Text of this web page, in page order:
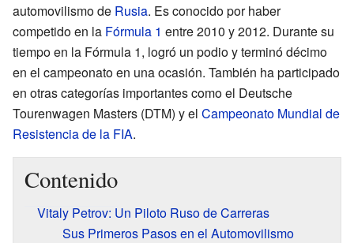
automovilismo de Rusia. Es conocido por haber
competido en la Fórmula 1 entre 2010 y 2012. Durante su
tiempo en la Fórmula 1, logró un podio y terminó décimo
en el campeonato en una ocasión. También ha participado
en otras categorías importantes como el Deutsche
Tourenwagen Masters (DTM) y el Campeonato Mundial de
Resistencia de la FIA.
Contenido
Vitaly Petrov: Un Piloto Ruso de Carreras
Sus Primeros Pasos en el Automovilismo